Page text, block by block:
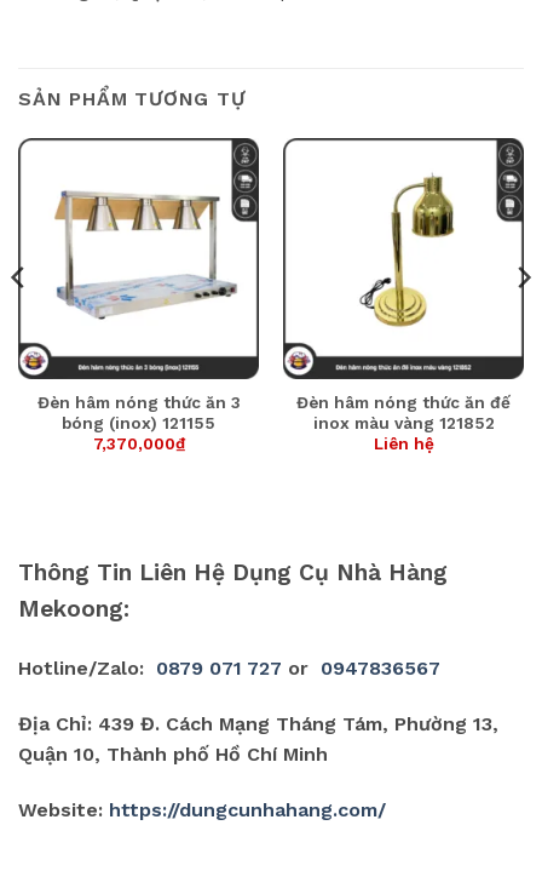
SẢN PHẨM TƯƠNG TỰ
Đèn hâm nóng thức ăn 3
bóng (inox) 121155
7,370,000₫
Đèn hâm nóng thức ăn đế
inox màu vàng 121852
Liên hệ
Thông Tin Liên Hệ Dụng Cụ Nhà Hàng
Mekoong:
Hotline/Zalo: 0879 071 727 or 0947836567
Địa Chỉ: 439 Đ. Cách Mạng Tháng Tám, Phường 13,
Quận 10, Thành phố Hồ Chí Minh
Website: https://dungcunhahang.com/